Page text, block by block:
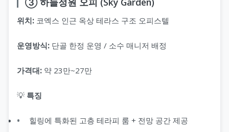
위치: 코엑스 인근 옥상 테라스 구조 오피스텔
운영방식: 단골 한정 운영 / 소수 매니저 배정
가격대: 약 23만~27만
💡 특징
힐링에 특화된 고층 테라피 룸 + 전망 공간 제공